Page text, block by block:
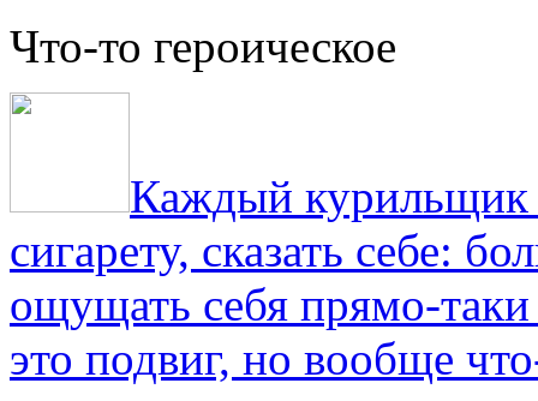
Что-то героическое
Каждый курильщик
сигарету, сказать себе:
ощущать себя прямо-
это подвиг, но вообще